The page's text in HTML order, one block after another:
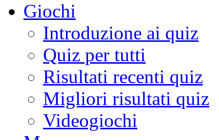
Giochi
Introduzione ai quiz
Quiz per tutti
Risultati recenti quiz
Migliori risultati quiz
Videogiochi